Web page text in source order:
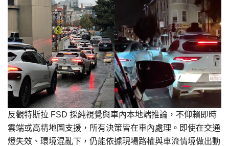
反觀特斯拉 FSD 採純視覺與車內本地端推論，不仰賴即時
雲端或高精地圖支援，所有決策皆在車內處理。即使在交通
燈失效、環境混亂下，仍能依據現場路權與車流情境做出動